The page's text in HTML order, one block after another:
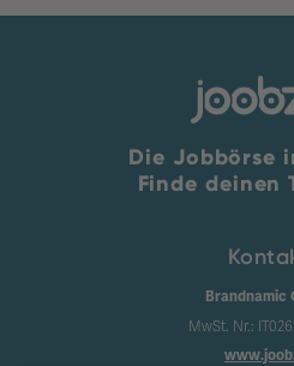
Die Jobbörse
Finde deinen
Brandnamic
MwSt. Nr.: